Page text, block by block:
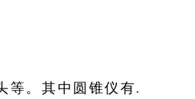
等。其中圆锥仪有.